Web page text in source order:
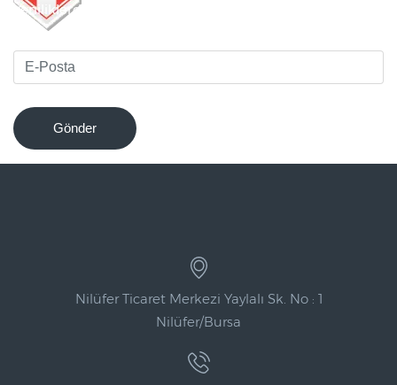
Yeniliklerden haberdar olmak için bültenimize kaydolun
Gönder
Nilüfer Ticaret Merkezi Yaylalı Sk. No : 1
Nilüfer/Bursa